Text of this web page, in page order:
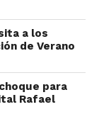
a los
de Verano
para
Rafael